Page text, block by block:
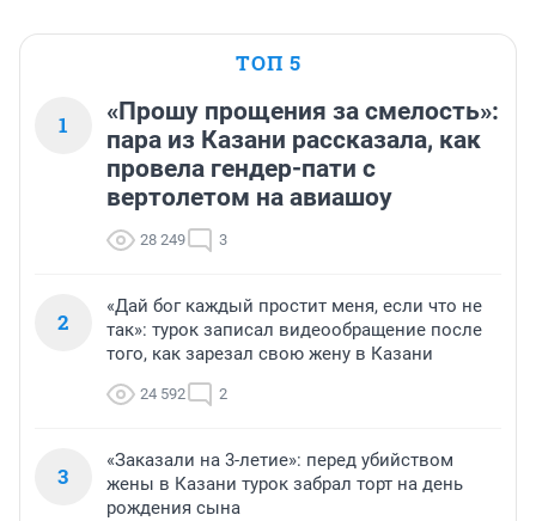
ТОП 5
1
«Прошу прощения за смелость»:
пара из Казани рассказала, как
провела гендер-пати с
вертолетом на авиашоу
28 249 3
2
«Дай бог каждый простит меня, если что не
так»: турок записал видеообращение после
того, как зарезал свою жену в Казани
24 592 2
3
«Заказали на 3-летие»: перед убийством
жены в Казани турок забрал торт на день
рождения сына